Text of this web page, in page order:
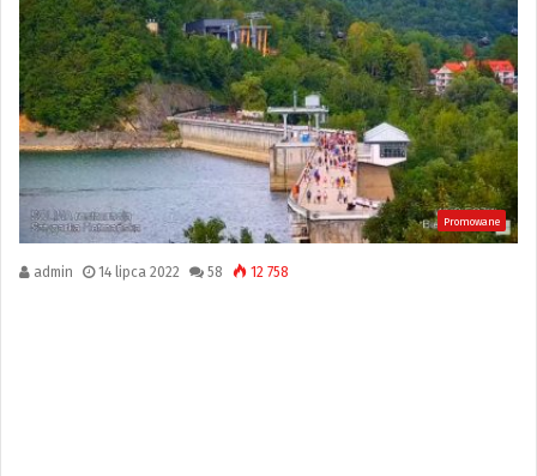
Promowane
admin 14 lipca 2022 58 12 758